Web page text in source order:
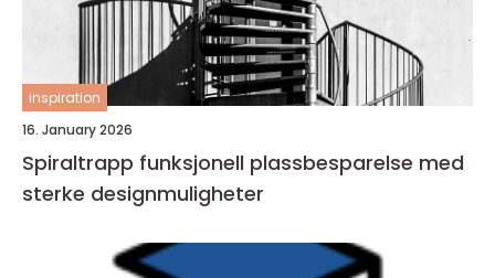
inspiration
16. January 2026
Spiraltrapp funksjonell plassbesparelse med
sterke designmuligheter